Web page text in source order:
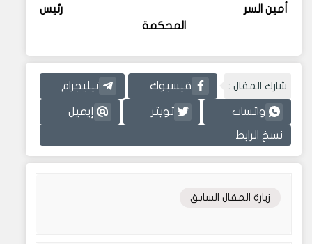
أمين السر رئيس
المحكمة
شارك المقال : فيسبوك تيليجرام
واتساب تويتر إيميل
نسخ الرابط
زيارة المقال السابق